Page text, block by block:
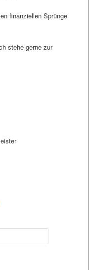
finanziellen Sprünge
stehe gerne zur